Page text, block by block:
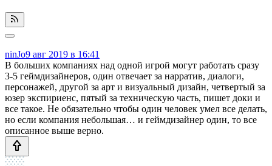
ninJo9 авг 2019 в 16:41
В больших компаниях над одной игрой могут работать сразу
3-5 геймдизайнеров, один отвечает за нарратив, диалоги,
персонажей, другой за арт и визуальный дизайн, четвертый за
юзер экспириенс, пятый за техническую часть, пишет доки и
все такое. Не обязательно чтобы один человек умел все делать,
но если компания небольшая… и геймдизайнер один, то все
описанное выше верно.